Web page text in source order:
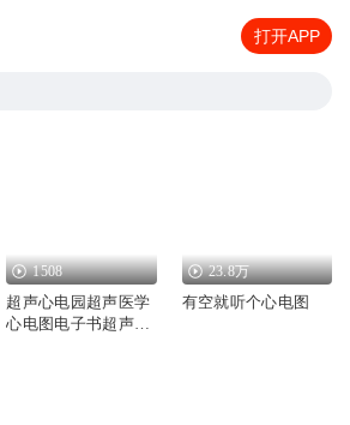
打开APP
1508
超声心电园超声医学
心电图电子书超声影
23.8万
有空就听个心电图